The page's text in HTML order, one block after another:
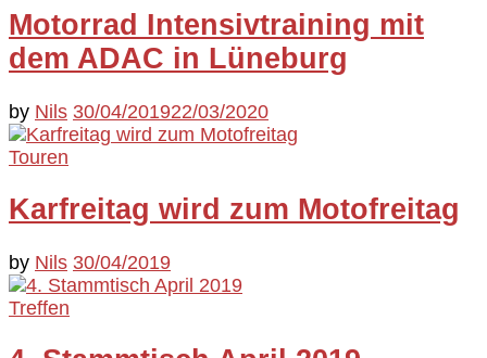
Motorrad Intensivtraining mit
dem ADAC in Lüneburg
by Nils 30/04/201922/03/2020
Touren
Karfreitag wird zum Motofreitag
by Nils 30/04/2019
Treffen